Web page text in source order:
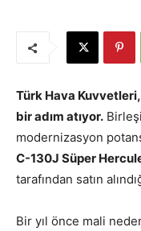
Türk Hava
bir adım atıyor.
modernizasyon
C-130J Süper
tarafından satın
Bir yıl önce mali